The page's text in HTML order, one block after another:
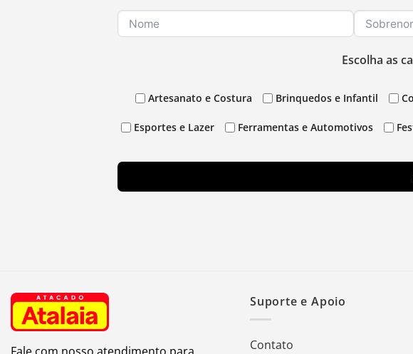
Escolha as
Artesanato e Costura Brinquedos e Infantil
Esportes e Lazer Ferramentas e Automotivos
Suporte e Apoio
Contato